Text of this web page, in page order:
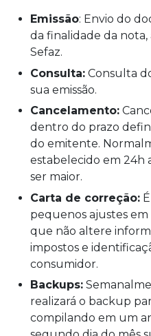
Emissão: Envio do
da finalidade da
Sefaz.
Consulta: Consulta
sua emissão.
Cancelamento:
dentro do prazo
do emitente.
estabelecido em 24h
ser maior.
Carta de correção:
pequenos ajustes
que não altere
impostos e
consumidor.
Backups:
realizará o backup
compilando em um